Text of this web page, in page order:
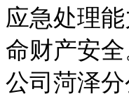
应急处理
命财产安
公司菏泽